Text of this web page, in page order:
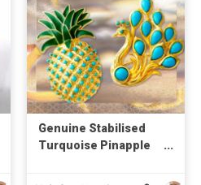
Genuine Stabilised
Turquoise Pinapple